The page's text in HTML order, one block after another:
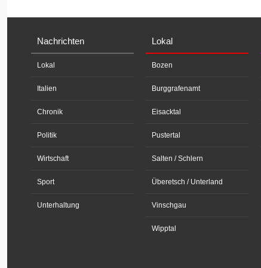
Nachrichten
Lokal
Italien
Chronik
Politik
Wirtschaft
Sport
Unterhaltung
Lokal
Bozen
Burggrafenamt
Eisacktal
Pustertal
Salten / Schlern
Überetsch / Unterland
Vinschgau
Wipptal